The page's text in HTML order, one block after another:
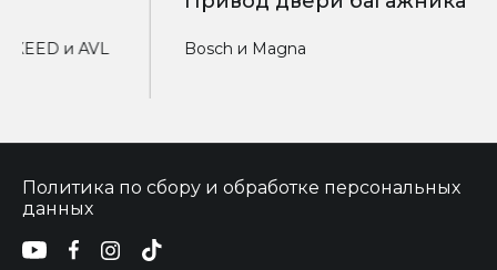
Bosch и Magna
Политика по сбору и обработке персональных
данных